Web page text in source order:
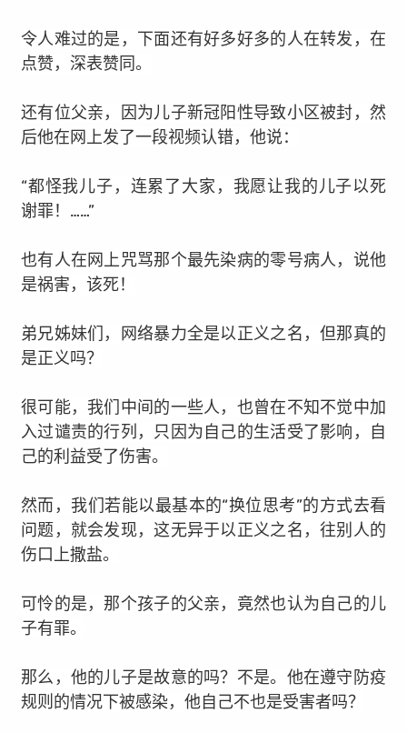
令人难过的是，下面还有好多好多的人在转发，在
点赞，深表赞同。
还有位父亲，因为儿子新冠阳性导致小区被封，然
后他在网上发了一段视频认错，他说：
“都怪我儿子，连累了大家，我愿让我的儿子以死
谢罪！……”
也有人在网上咒骂那个最先染病的零号病人，说他
是祸害，该死！
弟兄姊妹们，网络暴力全是以正义之名，但那真的
是正义吗？
很可能，我们中间的一些人，也曾在不知不觉中加
入过谴责的行列，只因为自己的生活受了影响，自
己的利益受了伤害。
然而，我们若能以最基本的“换位思考”的方式去看
问题，就会发现，这无异于以正义之名，往别人的
伤口上撒盐。
可怜的是，那个孩子的父亲，竟然也认为自己的儿
子有罪。
那么，他的儿子是故意的吗？不是。他在遵守防疫
规则的情况下被感染，他自己不也是受害者吗？